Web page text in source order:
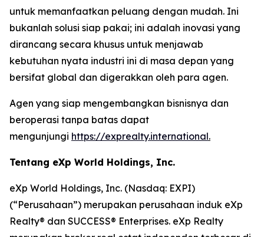
untuk memanfaatkan peluang dengan mudah. Ini
bukanlah solusi siap pakai; ini adalah inovasi yang
dirancang secara khusus untuk menjawab
kebutuhan nyata industri ini di masa depan yang
bersifat global dan digerakkan oleh para agen.
Agen yang siap mengembangkan bisnisnya dan
beroperasi tanpa batas dapat
mengunjungi https://exprealty.international.
Tentang eXp World Holdings, Inc.
eXp World Holdings, Inc. (Nasdaq: EXPI)
(“Perusahaan”) merupakan perusahaan induk eXp
Realty® dan SUCCESS® Enterprises. eXp Realty